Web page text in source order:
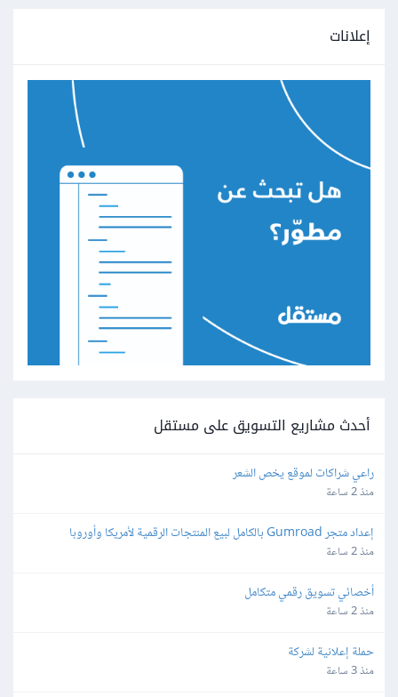
إعلانات
أحدث مشاريع التسويق على مستقل
راعي شراكات لموقع يخص الشعر
منذ 2 ساعة
إعداد متجر Gumroad بالكامل لبيع المنتجات الرقمية لأمريكا وأوروبا
منذ 2 ساعة
أخصائي تسويق رقمي متكامل
منذ 2 ساعة
حملة إعلانية لشركة
منذ 3 ساعة